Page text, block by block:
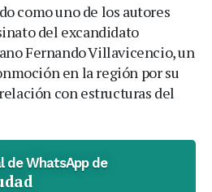
como uno de los autores
del excandidato
Fernando Villavicencio, un
en la región por su
con estructuras del
de WhatsApp de